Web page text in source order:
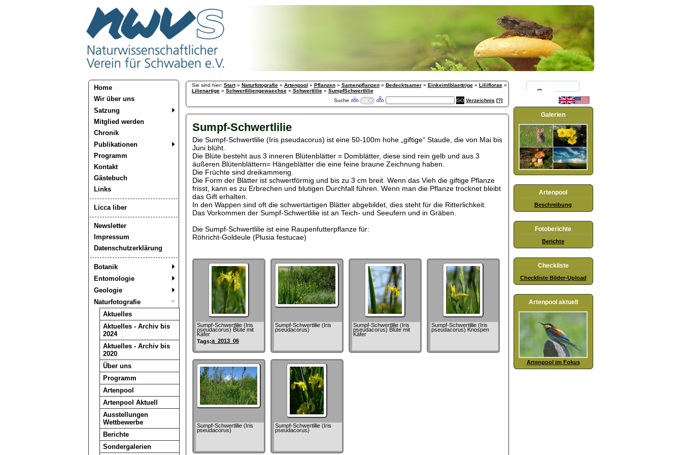
Home
Wir über uns
Satzung
Mitglied werden
Chronik
Publikationen
Programm
Kontakt
Gästebuch
Links
Licca liber
Newsletter
Impressum
Datenschutzerklärung
Botanik
Entomologie
Geologie
Naturfotografie
Aktuelles
Aktuelles - Archiv bis
2024
Aktuelles - Archiv bis
2020
Über uns
Programm
Artenpool
Artenpool Aktuell
Ausstellungen
Wettbewerbe
Berichte
Sondergalerien
Sie sind hier: Start» Naturfotografie» Artenpool » Pflanzen» Samenpflanzen» Bedecktsamer» Einkeimlblaettrige» Liliiflorae»
Lilienartige» Schwertliliengewaechse» Schwertlilie» SumpfSchwertlilie
Suche
Verzeichnis [?]
Sumpf-Schwertlilie
Die Sumpf-Schwertlilie (Iris pseudacorus) ist eine 50-100m hohe „giftige“ Staude, die von Mai bis
Juni blüht.
Die Blüte besteht aus 3 inneren Blütenblätter = Domblätter, diese sind rein gelb und aus 3
äußeren Blütenblättern= Hängeblätter die eine feine braune Zeichnung haben.
Die Früchte sind dreikammerig.
Die Form der Blätter ist schwertförmig und bis zu 3 cm breit. Wenn das Vieh die giftige Pflanze
frisst, kann es zu Erbrechen und blutigen Durchfall führen. Wenn man die Pflanze trocknet bleibt
das Gift erhalten.
In den Wappen sind oft die schwertartigen Blätter abgebildet, dies steht für die Ritterlichkeit.
Das Vorkommen der Sumpf-Schwertlilie ist an Teich- und Seeufern und in Gräben.
Die Sumpf-Schwertlilie ist eine Raupenfutterpflanze für:
Röhricht-Goldeule (Plusia festucae)
Sumpf-Schwertlilie (Iris
pseudacorus) Blüte mit
Käfer
Tags:a_2013_06
Sumpf-Schwertlilie (Iris
pseudacorus)
Sumpf-Schwertlilie (Iris
pseudacorus) Blüte mit
Käfer
Sumpf-Schwertlilie (Iris
pseudacorus) Knospen
Sumpf-Schwertlilie (Iris
pseudacorus)
Sumpf-Schwertlilie (Iris
pseudacorus)
Galerien
Artenpool
Beschreibung
Fotoberichte
Berichte
Checkliste
Checkliste Bilder-Upload
Artenpool aktuell
Artenpool im Fokus